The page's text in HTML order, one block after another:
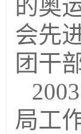
的奥
会先
团干
局工